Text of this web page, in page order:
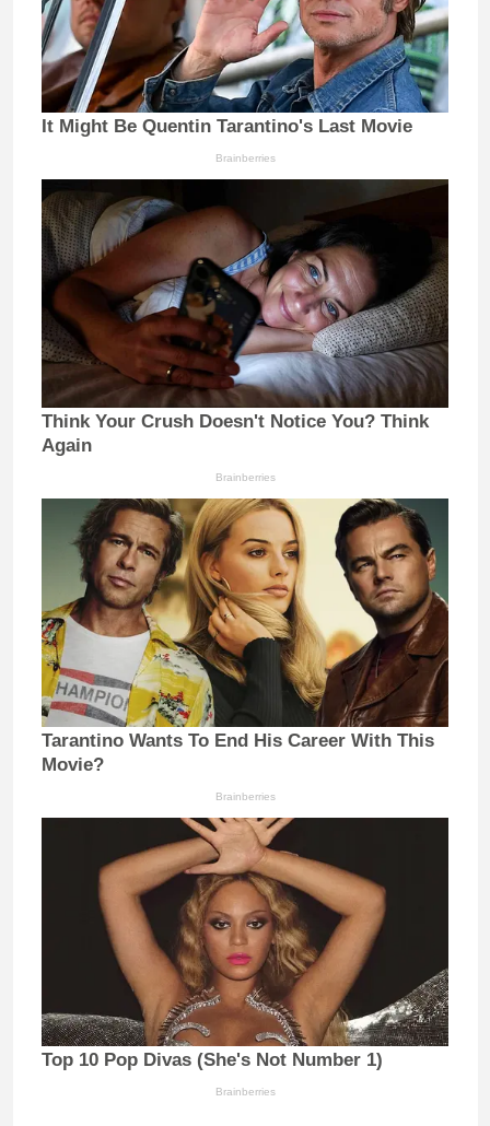
It Might Be Quentin Tarantino's Last Movie
Brainberries
Think Your Crush Doesn't Notice You? Think
Again
Brainberries
Tarantino Wants To End His Career With This
Movie?
Brainberries
Top 10 Pop Divas (She's Not Number 1)
Brainberries